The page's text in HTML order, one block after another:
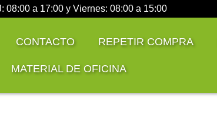
08:00 a 17:00 y Viernes: 08:00 a 15:00
CONTACTO REPETIR COMPRA
MATERIAL DE OFICINA